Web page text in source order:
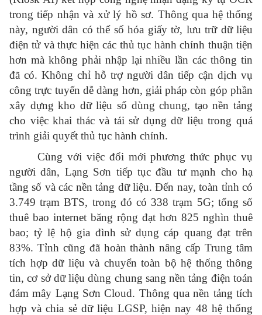
trong tiếp nhận và xử lý hồ sơ. Thông qua hệ thống
này, người dân có thể số hóa giấy tờ, lưu trữ dữ liệu
điện tử và thực hiện các thủ tục hành chính thuận tiện
hơn mà không phải nhập lại nhiều lần các thông tin
đã có. Không chỉ hỗ trợ người dân tiếp cận dịch vụ
công trực tuyến dễ dàng hơn, giải pháp còn góp phần
xây dựng kho dữ liệu số dùng chung, tạo nền tảng
cho việc khai thác và tái sử dụng dữ liệu trong quá
trình giải quyết thủ tục hành chính.
Cùng với việc đổi mới phương thức phục vụ
người dân, Lạng Sơn tiếp tục đầu tư mạnh cho hạ
tầng số và các nền tảng dữ liệu. Đến nay, toàn tỉnh có
3.749 trạm BTS, trong đó có 338 trạm 5G; tổng số
thuê bao internet băng rộng đạt hơn 825 nghìn thuê
bao; tỷ lệ hộ gia đình sử dụng cáp quang đạt trên
83%. Tỉnh cũng đã hoàn thành nâng cấp Trung tâm
tích hợp dữ liệu và chuyển toàn bộ hệ thống thông
tin, cơ sở dữ liệu dùng chung sang nền tảng điện toán
đám mây Lạng Sơn Cloud. Thông qua nền tảng tích
hợp và chia sẻ dữ liệu LGSP, hiện nay 48 hệ thống